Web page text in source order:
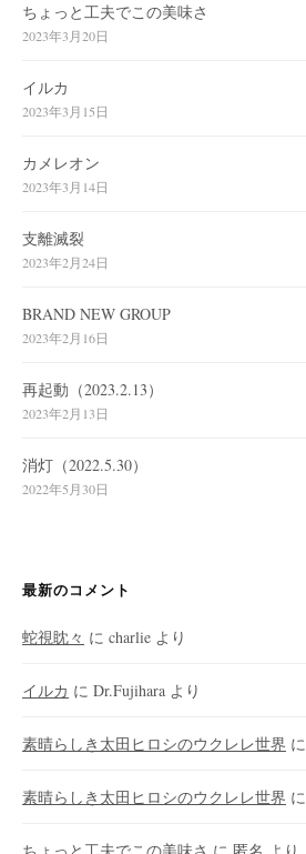
ちょっと工夫でこの美味さ
2023年3月20日
イルカ
2023年3月15日
カメレオン
2023年3月14日
支離滅裂
2023年2月24日
BRAND NEW GROUP
2023年2月16日
再起動（2023.2.13）
2023年2月13日
消灯（2022.5.30）
2022年5月30日
最新のコメント
蛇視眈々 に charlie より
イルカ に Dr.Fujihara より
素晴らしき太田ヒロシのウクレレ世界 に
素晴らしき太田ヒロシのウクレレ世界 に